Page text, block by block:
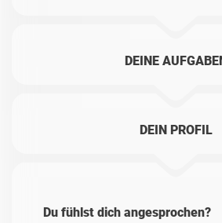
DEINE
DEIN PROFIL
Du fühlst dich angesprochen?